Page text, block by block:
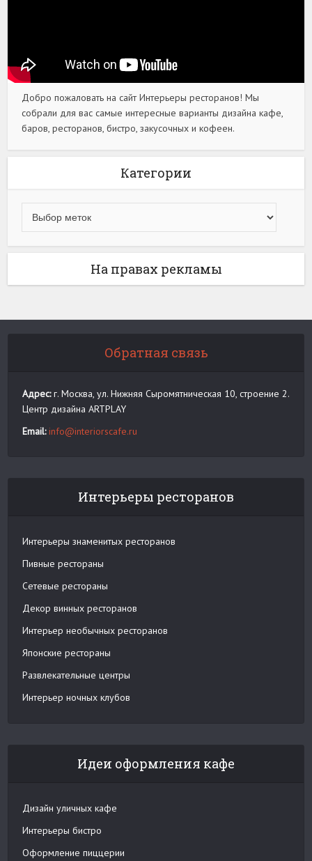
Добро пожаловать на сайт Интерьеры ресторанов! Мы
собрали для вас самые интересные варианты дизайна кафе,
баров, ресторанов, бистро, закусочных и кофеен.
Категории
На правах рекламы
Обратная связь
Адрес:г. Москва, ул. Нижняя Сыромятническая 10, строение 2.
Центр дизайна ARTPLAY
Email: info@interiorscafe.ru
Интерьеры ресторанов
Интерьеры знаменитых ресторанов
Пивные рестораны
Сетевые рестораны
Декор винных ресторанов
Интерьер необычных ресторанов
Японские рестораны
Развлекательные центры
Интерьер ночных клубов
Идеи оформления кафе
Дизайн уличных кафе
Интерьеры бистро
Оформление пиццерии